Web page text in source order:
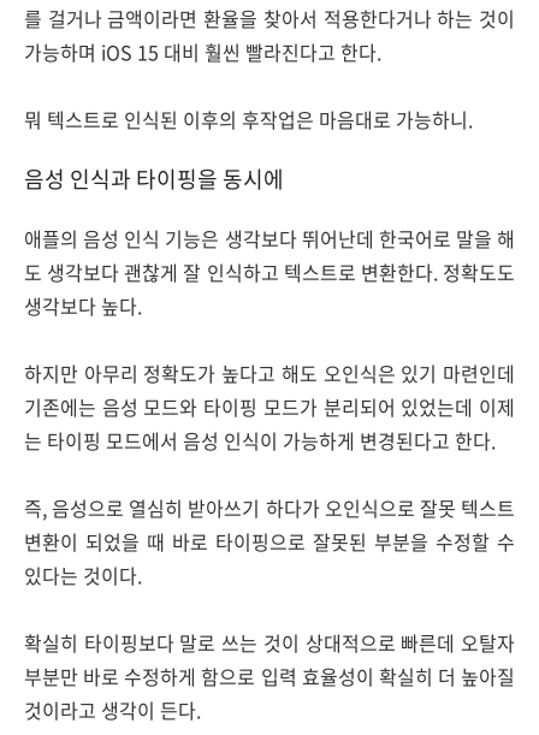
를 걸거나 금액이라면 환율을 찾아서 적용한다거나 하는 것이
가능하며 iOS 15 대비 훨씬 빨라진다고 한다.
뭐 텍스트로 인식된 이후의 후작업은 마음대로 가능하니.
음성 인식과 타이핑을 동시에
애플의 음성 인식 기능은 생각보다 뛰어난데 한국어로 말을 해
도 생각보다 괜찮게 잘 인식하고 텍스트로 변환한다. 정확도도
생각보다 높다.
하지만 아무리 정확도가 높다고 해도 오인식은 있기 마련인데
기존에는 음성 모드와 타이핑 모드가 분리되어 있었는데 이제
는 타이핑 모드에서 음성 인식이 가능하게 변경된다고 한다.
즉, 음성으로 열심히 받아쓰기 하다가 오인식으로 잘못 텍스트
변환이 되었을 때 바로 타이핑으로 잘못된 부분을 수정할 수
있다는 것이다.
확실히 타이핑보다 말로 쓰는 것이 상대적으로 빠른데 오탈자
부분만 바로 수정하게 함으로 입력 효율성이 확실히 더 높아질
것이라고 생각이 든다.